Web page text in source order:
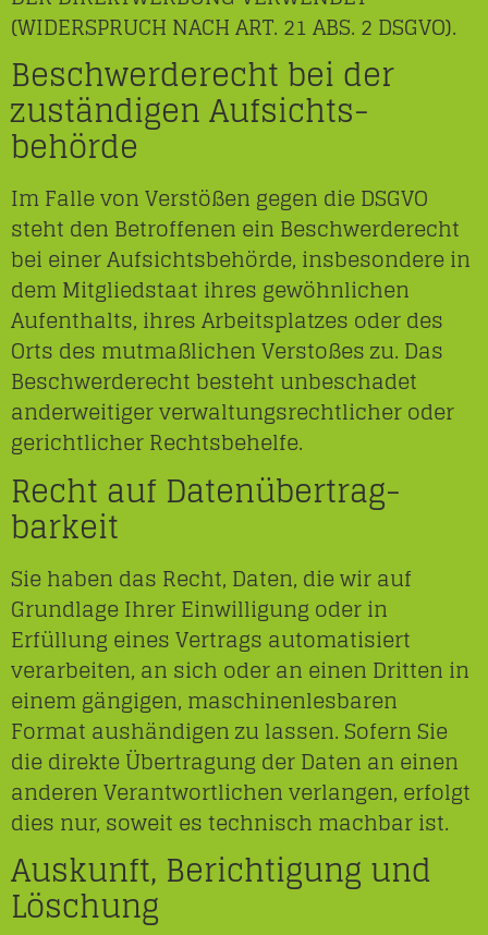
(WIDERSPRUCH NACH ART. 21 ABS. 2 DSGVO).
Beschwerde­recht bei der
zuständigen Aufsichts­
behörde
Im Falle von Verstößen gegen die DSGVO
steht den Betroffenen ein Beschwerderecht
bei einer Aufsichtsbehörde, insbesondere in
dem Mitgliedstaat ihres gewöhnlichen
Aufenthalts, ihres Arbeitsplatzes oder des
Orts des mutmaßlichen Verstoßes zu. Das
Beschwerderecht besteht unbeschadet
anderweitiger verwaltungsrechtlicher oder
gerichtlicher Rechtsbehelfe.
Recht auf Daten­übertrag­
barkeit
Sie haben das Recht, Daten, die wir auf
Grundlage Ihrer Einwilligung oder in
Erfüllung eines Vertrags automatisiert
verarbeiten, an sich oder an einen Dritten in
einem gängigen, maschinenlesbaren
Format aushändigen zu lassen. Sofern Sie
die direkte Übertragung der Daten an einen
anderen Verantwortlichen verlangen, erfolgt
dies nur, soweit es technisch machbar ist.
Auskunft, Berichtigung und
Löschung